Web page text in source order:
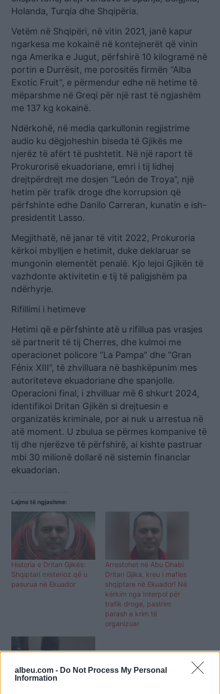
albeu.com - Do Not Process My Personal
Information
Holanda, Turqia dhe Shqipëria.
Vetëm në Shqipëri, në vitin 2021, janë kapur
ngarkesa me kokainë në kontejnerët që vinin
nga Amerika e Jugut, përfshirë 10 kilogramë në
portin e Durrësit, me porositës firmën “Alba
Exotic Fruit”, e përmendur edhe në hetime të
mëparshme në Greqi për një rast të ngjashëm
me 137 kg kokainë.
Ndërkohë, në media qarkullonin regjistrime
audio ku dëgjoheshin biseda të Gjikës me
njerëz të afërt të pushtetit. Në një raport të
Prokurorisë ekuadoriane, emri i tij lidhej
drejtpërdrejt me dosjen “León de Troya”, një
hetim për trafik droge dhe korrupsion që
përfshinte edhe Danilo Carreran, kunatin e ish-
presidentit Lasso.
Megjithatë, në janar të vitit 2022, Prokuroria
kërkoi mbylljen e hetimit, duke deklaruar se
mungonin elementët penalë. Kjo lejoi Gjikën të
vazhdonte aktivitetin e tij të paligjshëm pa
ndërhyrje.
Rifillimi i hetimeve
Hetimi që e përfshinte atë u rifillua pas vrasjes
së partnerit të tij Cherres, dhe kulmoi me
operacionet policore “La Pampa” dhe “Gran
Fénix XIII”, të zhvilluara në bashkëpunim mes
autoriteteve ekuadoriane dhe spanjolle.
Operacioni final, i zhvilluar më 6 shkurt 2024,
identifikoi Dritan Gjikën si drejtuesin e
organizatës kriminale, por ai nuk u arrestua në
atë moment. U zbulua se përmes kompanive të
tij dhe njerëzve të përfshirë, ai kishte pastruar
mbi 30 milionë dollarë në sistemin financiar
ekuadorian.
Lajme të ngjashme:
Historia e Dritan Gjikës:
Shqiptari misterioz që u
pasurua në Ekuador
Arrestohet në Abu Dhabi
Dritan Gjika, kreu i mafies
shqiptare në Ekuador! Në
kërkim nga Interpol për
trafik droge, pastrim
parash e krim të
organizuar